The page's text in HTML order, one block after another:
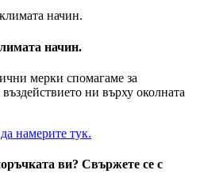
начин.
мерки спомагаме за
ни върху околната
намерите тук.
ви? Свържете се с